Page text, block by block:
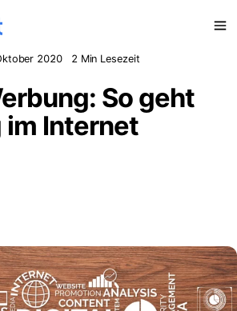
2020 2 Min Lesezeit
So geht
Internet